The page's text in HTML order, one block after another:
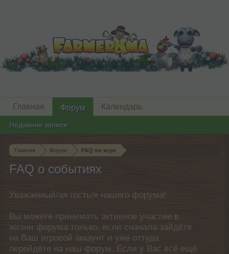
Главная Форум FAQ по игре
FAQ о событиях
Уважаемый/ая гость/я нашего форума!
Вы можете принимать активное участие в
жизни форума только, если сначала зайдёте
на Ваш игровой аккаунт и уже оттуда
перейдёте на наш форум. Если у Вас всё ещё
Главная Форум
Недавние записи
Календарь